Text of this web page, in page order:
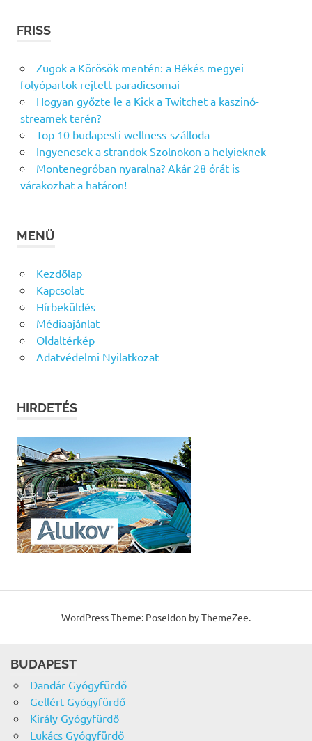
FRISS
Zugok a Körösök mentén: a Békés megyei
folyópartok rejtett paradicsomai
Hogyan győzte le a Kick a Twitchet a kaszinó-
streamek terén?
Top 10 budapesti wellness-szálloda
Ingyenesek a strandok Szolnokon a helyieknek
Montenegróban nyaralna? Akár 28 órát is
várakozhat a határon!
MENÜ
Kezdőlap
Kapcsolat
Hírbeküldés
Médiaajánlat
Oldaltérkép
Adatvédelmi Nyilatkozat
HIRDETÉS
WordPress Theme: Poseidon by ThemeZee.
BUDAPEST
Dandár Gyógyfürdő
Gellért Gyógyfürdő
Király Gyógyfürdő
Lukács Gyógyfürdő